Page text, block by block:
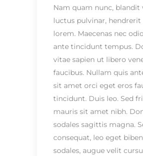
Nam quam nunc, blandit
luctus pulvinar, hendrerit
lorem. Maecenas nec
ante tincidunt tempus.
vitae sapien ut libero
faucibus. Nullam quis
sit amet orci eget eros
tincidunt. Duis leo. Sed
mauris sit amet nibh.
sodales sagittis magna.
consequat, leo eget
sodales, augue velit